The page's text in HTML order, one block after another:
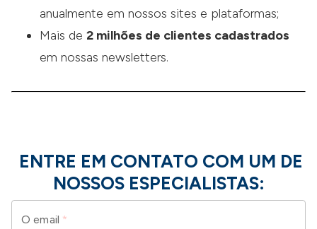
anualmente em nossos sites e plataformas;
Mais de 2 milhões de clientes cadastrados
em nossas newsletters.
ENTRE EM CONTATO COM UM DE
NOSSOS ESPECIALISTAS:
O email *